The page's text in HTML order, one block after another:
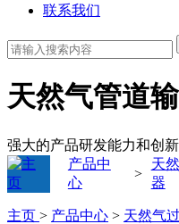
联系我们
天然气管道
强大的产品研发能力和创
产品中
心
>
天
器
主页 > 产品中心 > 天然气